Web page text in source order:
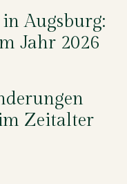
Augsburg:
Jahr 2026
Zeitalter